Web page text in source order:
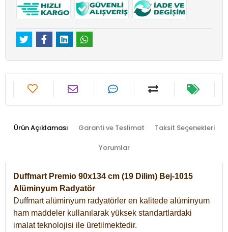
Ürün Açıklaması Garanti ve Teslimat Taksit Seçenekleri
Yorumlar
Duffmart Premio 90x134 cm (19 Dilim) Bej-1015
Alüminyum Radyatör
Duffmart alüminyum radyatörler en kalitede alüminyum
ham maddeler kullanılarak yüksek standartlardaki
imalat teknolojisi ile üretilmektedir.